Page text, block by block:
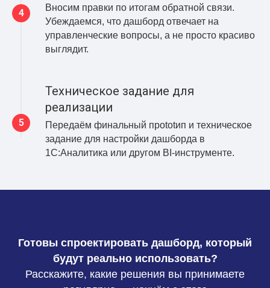
Вносим правки по итогам обратной связи.
Убеждаемся, что дашборд отвечает на
управленческие вопросы, а не просто красиво
выглядит.
Техническое задание для
реализации
Передаём финальный прototип и техническое
задание для настройки дашборда в
1С:Аналитика или другом BI-инструменте.
Готовы спроектировать дашборд, который
будут реально использовать?
Расскажите, какие решения вы принимаете